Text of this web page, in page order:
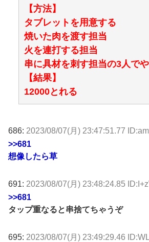
【方法】
タブレットを用意する
焼いた肉を渡す担当
火を連打する担当
串に具材を刺す担当の3人で
【結果】
12000とれる
686: 2023/08/07(月) 23:47:51.77
>>681
想像したら草
691: 2023/08/07(月) 23:48:24.85
>>681
タップ重なると串捨てちゃうぞ
695: 2023/08/07(月) 23:49:29.46